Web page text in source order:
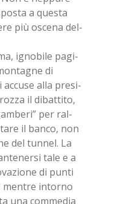
a que­sta
più osce­na del­
igno­bi­le pa­gi­
di
ac­cu­se alla pre­si­
il di­bat­ti­to,
per ral­
il ban­co, non
del tun­nel. La
tale e a
di pun­ti
men­tre in­tor­no
una com­me­dia